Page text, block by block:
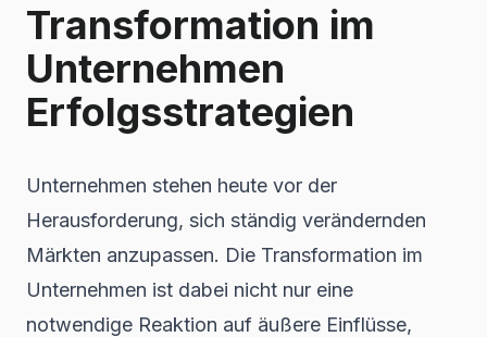
Transformation im
Unternehmen
Erfolgsstrategien
Unternehmen stehen heute vor der
Herausforderung, sich ständig verändernden
Märkten anzupassen. Die Transformation im
Unternehmen ist dabei nicht nur eine
notwendige Reaktion auf äußere Einflüsse,